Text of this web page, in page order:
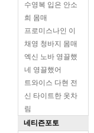
수영복 입은 안소
희 몸매
프로미스나인 이
채영 청바지 몸매
엑신 노바 영끌했
네 영끌했어
트와이스 다현 전
신 타이트한 옷차
림
네티즌포토